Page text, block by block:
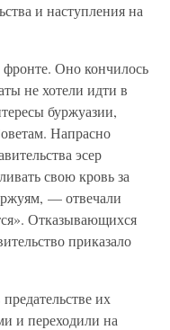
и наступления на
фронте. Оно кончилось
не хотели идти в
буржуазии,
Напрасно
эсер
свою кровь за
— отвечали
Отказывающихся
приказало
их
и переходили на